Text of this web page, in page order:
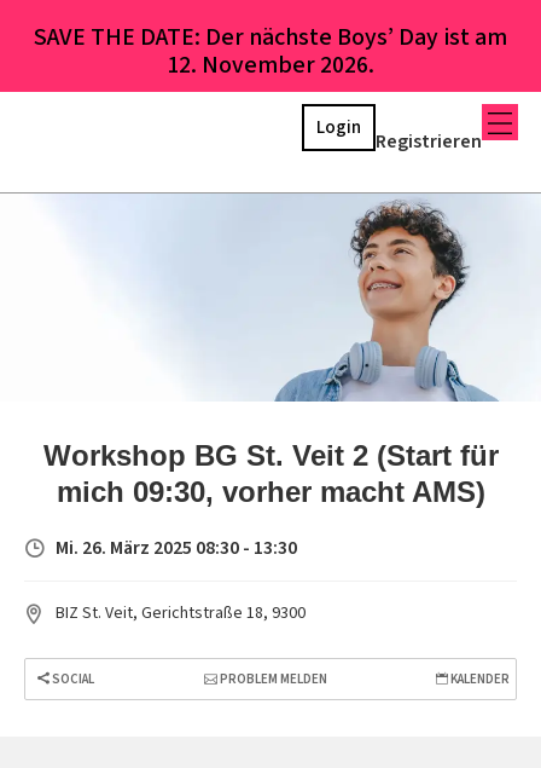
SAVE THE DATE: Der nächste Boys’ Day ist am
12. November 2026.
Registrieren
Login
Workshop BG St. Veit 2 (Start für
mich 09:30, vorher macht AMS)
Mi. 26. März 2025 08:30 - 13:30
BIZ St. Veit, Gerichtstraße 18, 9300
SOCIAL PROBLEM MELDEN KALENDER